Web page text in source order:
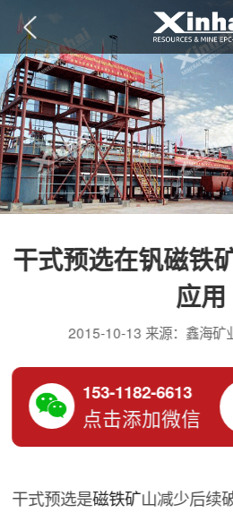
干式预选在钒磁铁
应用
2015-10-13 来源：鑫海矿
153-1182-6613
点击添加微信
干式预选是磁铁矿山减少后续